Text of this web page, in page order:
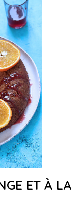
ET À LA